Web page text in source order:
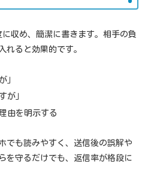
に収め、簡潔に書きます。相手の負
れると効果的です。
」
が」
由を明示する
でも読みやすく、送信後の誤解や
を守るだけでも、返信率が格段に